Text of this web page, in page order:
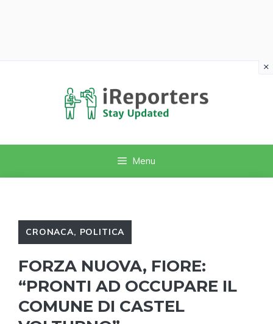
Menu
CRONACA, POLITICA
FORZA NUOVA, FIORE:
“PRONTI AD OCCUPARE IL
COMUNE DI CASTEL
×